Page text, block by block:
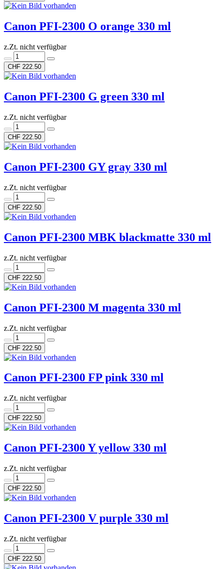
Canon PFI-2300 O orange 330 ml
z.Zt. nicht verfügbar
CHF 222.50
Canon PFI-2300 G green 330 ml
z.Zt. nicht verfügbar
CHF 222.50
Canon PFI-2300 GY gray 330 ml
z.Zt. nicht verfügbar
CHF 222.50
Canon PFI-2300 MBK blackmatte 330 ml
z.Zt. nicht verfügbar
CHF 222.50
Canon PFI-2300 M magenta 330 ml
z.Zt. nicht verfügbar
CHF 222.50
Canon PFI-2300 FP pink 330 ml
z.Zt. nicht verfügbar
CHF 222.50
Canon PFI-2300 Y yellow 330 ml
z.Zt. nicht verfügbar
CHF 222.50
Canon PFI-2300 V purple 330 ml
z.Zt. nicht verfügbar
CHF 222.50